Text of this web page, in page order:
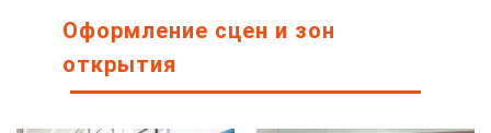
Оформление сцен и зон
открытия